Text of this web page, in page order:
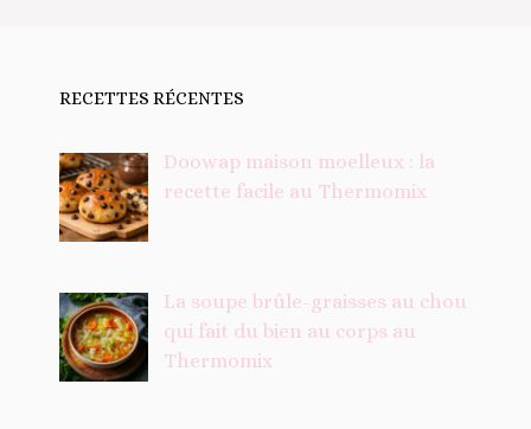
RECETTES RÉCENTES
Doowap maison moelleux : la
recette facile au Thermomix
La soupe brûle-graisses au chou
qui fait du bien au corps au
Thermomix